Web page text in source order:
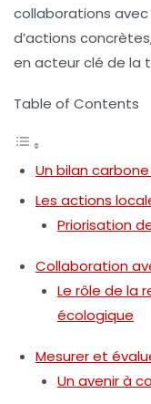
collaborations
d’actions
en acteur clé de la
Table of Contents
Un bilan
Les actions
Priorisation
Collaboration
Le rôle de la
écologique
Mesurer et
Un avenir à